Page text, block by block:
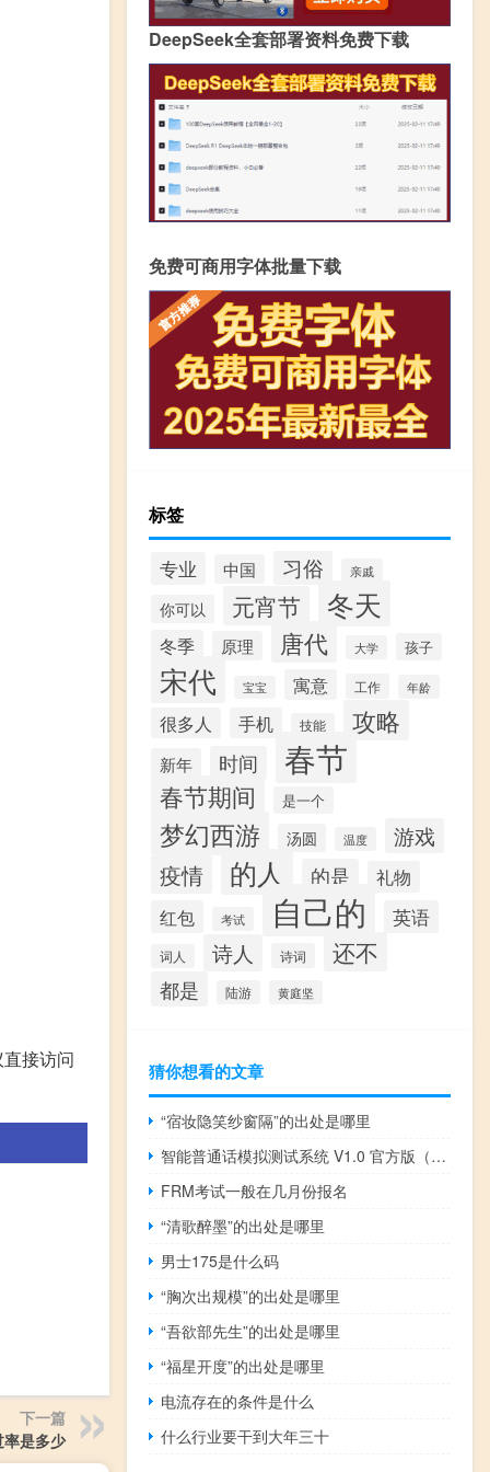
接访问
下一篇
是多少
DeepSeek全套部署资料免费下载
免费可商用字体批量下载
标签
专业 中国 习俗 亲戚
你可以 元宵节 冬天
冬季 原理 唐代 大学 孩子
宋代 宝宝 寓意 工作 年龄
很多人 手机 技能 攻略
新年 时间 春节
春节期间 是一个
梦幻西游 汤圆 温度 游戏
疫情 的人 的是 礼物
红包 考试 自己的 英语
词人 诗人 诗词 还不
都是 陆游 黄庭坚
猜你想看的文章
“宿妆隐笑纱窗隔”的出处是哪里
智能普通话模拟测试系统 V1.0 官方版（智能普通话模拟测试系统 V1.0 官方版功能简介）
FRM考试一般在几月份报名
“清歌醉墨”的出处是哪里
男士175是什么码
“胸次出规模”的出处是哪里
“吾欲部先生”的出处是哪里
“福星开度”的出处是哪里
电流存在的条件是什么
什么行业要干到大年三十